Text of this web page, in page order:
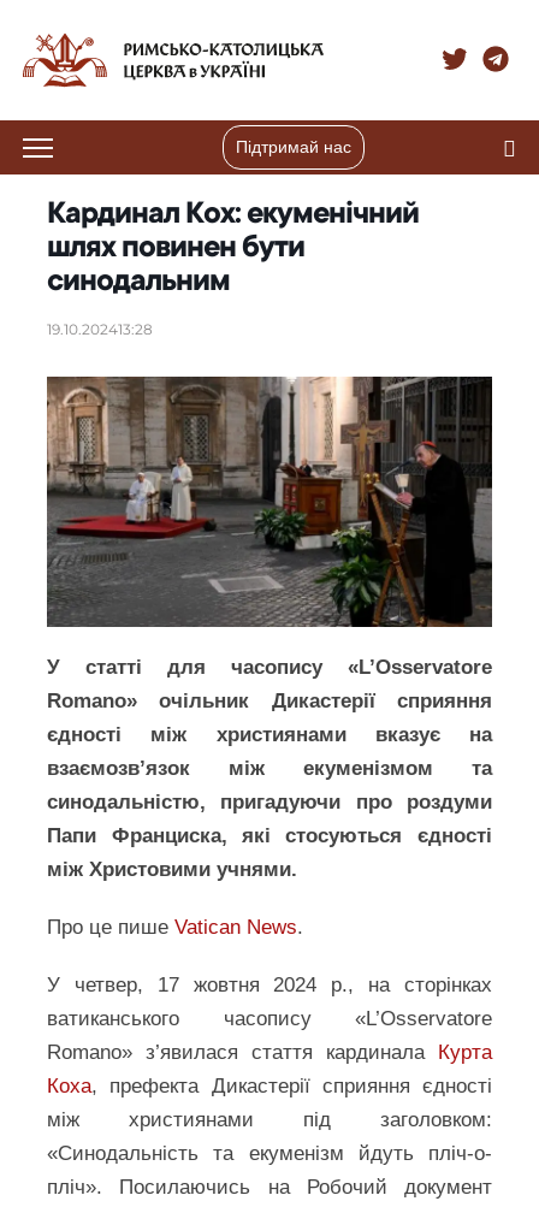
Підтримай нас
Кардинал Кох: екуменічний
шлях повинен бути
синодальним
19.10.202413:28
У статті для часопису «L’Osservatore
Romano» очільник Дикастерії сприяння
єдності між християнами вказує на
взаємозв’язок між екуменізмом та
синодальністю, пригадуючи про роздуми
Папи Франциска, які стосуються єдності
між Христовими учнями.
Про це пишеVatican News.
У четвер, 17 жовтня 2024 р., на сторінках
ватиканського часопису «L’Osservatore
Romano» з’явилася стаття кардинала Курта
Коха, префекта Дикастерії сприяння єдності
між християнами під заголовком:
«Синодальність та екуменізм йдуть пліч-о-
пліч». Посилаючись на Робочий документ